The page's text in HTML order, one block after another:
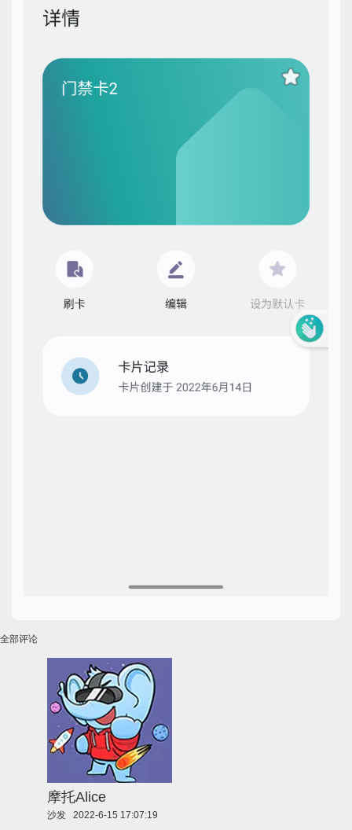
全部评论
摩托Alice
沙发 2022-6-15 17:07:19